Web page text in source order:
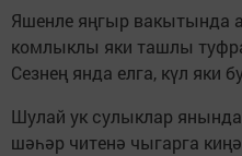
Яшенле яңгыр вакытында
комлыклы яки ташлы
Сезнең янда елга, күл яки
Шулай ук сулыклар
шәһәр читенә чыгарга